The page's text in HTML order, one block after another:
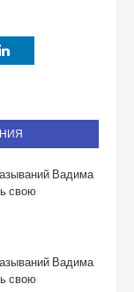
Вадима
свою
Вадима
свою